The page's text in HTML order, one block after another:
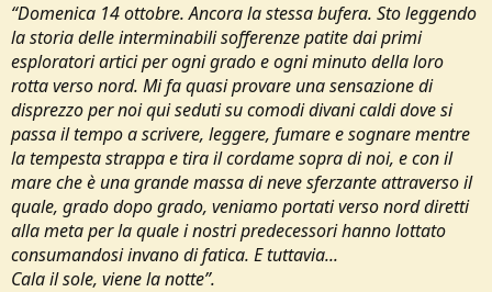
“Domenica 14 ottobre. Ancora la stessa bufera. Sto leggendo
la storia delle interminabili sofferenze patite dai primi
esploratori artici per ogni grado e ogni minuto della loro
rotta verso nord. Mi fa quasi provare una sensazione di
disprezzo per noi qui seduti su comodi divani caldi dove si
passa il tempo a scrivere, leggere, fumare e sognare mentre
la tempesta strappa e tira il cordame sopra di noi, e con il
mare che è una grande massa di neve sferzante attraverso il
quale, grado dopo grado, veniamo portati verso nord diretti
alla meta per la quale i nostri predecessori hanno lottato
consumandosi invano di fatica. E tuttavia...
Cala il sole, viene la notte”.